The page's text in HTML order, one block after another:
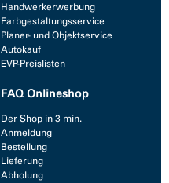
Handwerkerwerbung
Farbgestaltungsservice
Planer- und Objektservice
Autokauf
EVP-Preislisten
FAQ Onlineshop
Der Shop in 3 min.
Anmeldung
Bestellung
Lieferung
Abholung